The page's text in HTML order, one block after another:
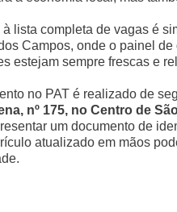
à lista completa de vagas é
Campos, onde o painel
estejam sempre frescas e
no PAT é realizado de
nº 175, no Centro de
um documento de
atualizado em mãos